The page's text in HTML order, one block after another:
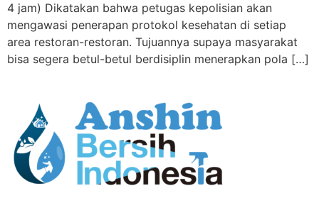
4 jam) Dikatakan bahwa petugas kepolisian akan
mengawasi penerapan protokol kesehatan di setiap
area restoran-restoran. Tujuannya supaya masyarakat
bisa segera betul-betul berdisiplin menerapkan pola […]